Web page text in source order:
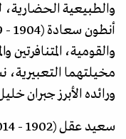
والطبيعية الحضارية،
والقومية، المتنافرتين
مخيلتهما التعبيرية،
ورائده الأبرز جبران